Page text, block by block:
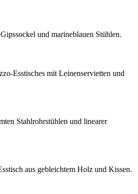
und marineblauen Stühlen.
Esstisches mit Leinenservietten und
Stahlrohrstühlen und linearer
aus gebleichtem Holz und Kissen.